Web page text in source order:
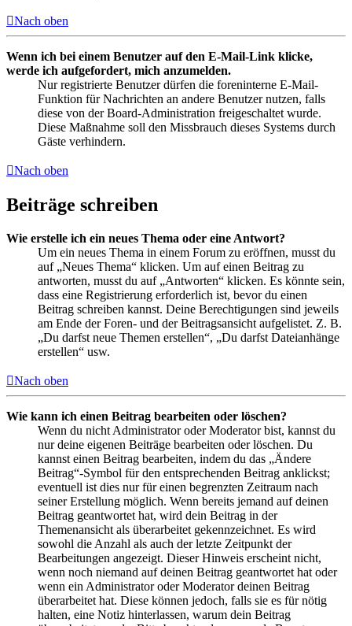
Nach oben
Wenn ich bei einem Benutzer auf den E-Mail-Link klicke,
werde ich aufgefordert, mich anzumelden.
Nur registrierte Benutzer dürfen die foreninterne E-Mail-
Funktion für Nachrichten an andere Benutzer nutzen, falls
diese von der Board-Administration freigeschaltet wurde.
Diese Maßnahme soll den Missbrauch dieses Systems durch
Gäste verhindern.
Nach oben
Beiträge schreiben
Wie erstelle ich ein neues Thema oder eine Antwort?
Um ein neues Thema in einem Forum zu eröffnen, musst du
auf „Neues Thema“ klicken. Um auf einen Beitrag zu
antworten, musst du auf „Antworten“ klicken. Es könnte sein,
dass eine Registrierung erforderlich ist, bevor du einen
Beitrag schreiben kannst. Deine Berechtigungen sind jeweils
am Ende der Foren- und der Beitragsansicht aufgelistet. Z. B.
„Du darfst neue Themen erstellen“, „Du darfst Dateianhänge
erstellen“ usw.
Nach oben
Wie kann ich einen Beitrag bearbeiten oder löschen?
Wenn du nicht Administrator oder Moderator bist, kannst du
nur deine eigenen Beiträge bearbeiten oder löschen. Du
kannst einen Beitrag bearbeiten, indem du das „Ändere
Beitrag“-Symbol für den entsprechenden Beitrag anklickst;
eventuell ist dies nur für einen begrenzten Zeitraum nach
seiner Erstellung möglich. Wenn bereits jemand auf deinen
Beitrag geantwortet hat, wird dein Beitrag in der
Themenansicht als überarbeitet gekennzeichnet. Es wird
sowohl die Anzahl als auch der letzte Zeitpunkt der
Bearbeitungen angezeigt. Dieser Hinweis erscheint nicht,
wenn noch niemand auf deinen Beitrag geantwortet hat oder
wenn ein Administrator oder Moderator deinen Beitrag
überarbeitet hat. Diese können jedoch, falls sie es für nötig
halten, eine Notiz hinterlassen, warum dein Beitrag